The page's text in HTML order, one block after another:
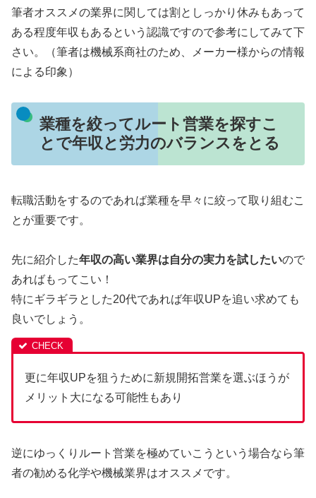
筆者オススメの業界に関しては割としっかり休みもあって
ある程度年収もあるという認識ですので参考にしてみて下
さい。（筆者は機械系商社のため、メーカー様からの情報
による印象）
業種を絞ってルート営業を探すこ
とで年収と労力のバランスをとる
転職活動をするのであれば業種を早々に絞って取り組むこ
とが重要です。
先に紹介した年収の高い業界は自分の実力を試したいので
あればもってこい！
特にギラギラとした20代であれば年収UPを追い求めても
良いでしょう。
更に年収UPを狙うために新規開拓営業を選ぶほうが
メリット大になる可能性もあり
逆にゆっくりルート営業を極めていこうという場合なら筆
者の勧める化学や機械業界はオススメです。